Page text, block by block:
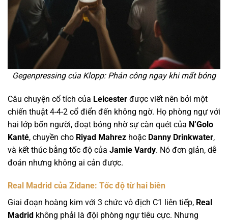
Gegenpressing của Klopp: Phản công ngay khi mất bóng
Câu chuyện cổ tích của Leicester được viết nên bởi một
chiến thuật 4-4-2 cổ điển đến không ngờ. Họ phòng ngự với
hai lớp bốn người, đoạt bóng nhờ sự càn quét của N’Golo
Kanté, chuyền cho Riyad Mahrez hoặc Danny Drinkwater,
và kết thúc bằng tốc độ của Jamie Vardy. Nó đơn giản, dễ
đoán nhưng không ai cản được.
Real Madrid của Zidane: Tốc độ từ hai biên
Giai đoạn hoàng kim với 3 chức vô địch C1 liên tiếp, Real
Madrid không phải là đội phòng ngự tiêu cực. Nhưng